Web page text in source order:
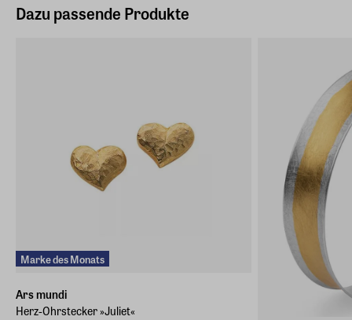
Dazu passende Produkte
Marke des Monats
Ars mundi
Herz-Ohrstecker »Juliet«